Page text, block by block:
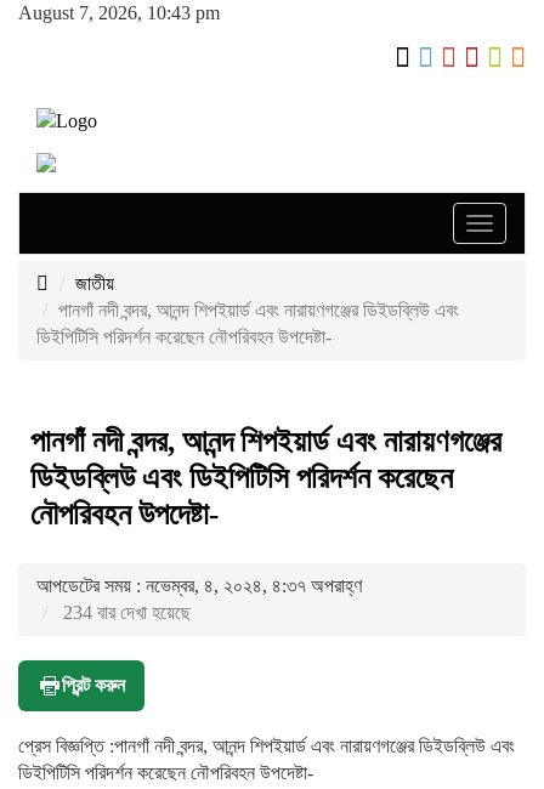
August 7, 2026, 10:43 pm
Toggle
জাতীয়
পানগাঁ নদী বন্দর, আনন্দ শিপইয়ার্ড এবং নারায়ণগঞ্জের ডিইডব্লিউ এবং
ডিইপিটিসি পরিদর্শন করেছেন নৌপরিবহন উপদেষ্টা-
পানগাঁ নদী বন্দর, আনন্দ শিপইয়ার্ড এবং নারায়ণগঞ্জের
ডিইডব্লিউ এবং ডিইপিটিসি পরিদর্শন করেছেন
নৌপরিবহন উপদেষ্টা-
আপডেটের সময় : নভেম্বর, ৪, ২০২৪, ৪:৩৭ অপরাহ্ণ
234 বার দেখা হয়েছে
প্রিন্ট করুন
প্রেস বিজ্ঞপ্তি :পানগাঁ নদী বন্দর, আনন্দ শিপইয়ার্ড এবং নারায়ণগঞ্জের ডিইডব্লিউ এবং
ডিইপিটিসি পরিদর্শন করেছেন নৌপরিবহন উপদেষ্টা-